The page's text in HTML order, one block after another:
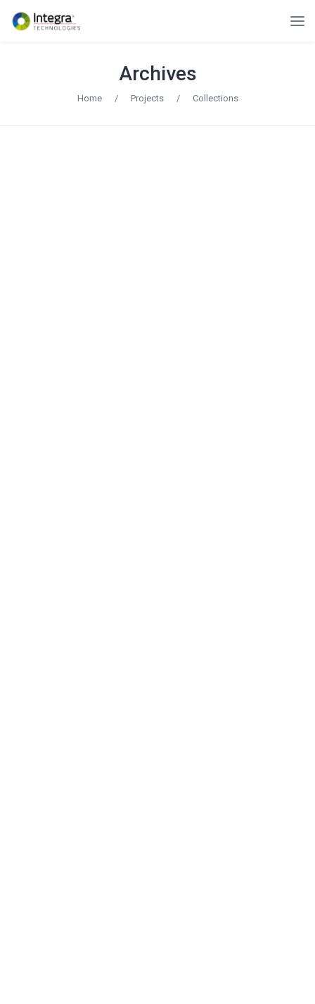
Archives
Home / Projects / Collections